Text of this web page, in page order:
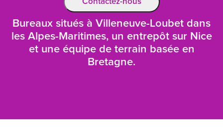
Contactez-nous
Bureaux situés à Villeneuve-Loubet dans
les Alpes-Maritimes, un entrepôt sur Nice
et une équipe de terrain basée en
Bretagne.